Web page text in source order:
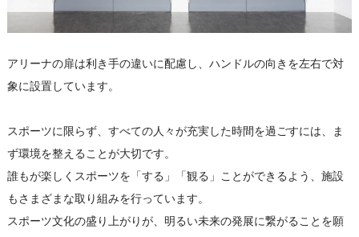
アリーナの扉は利き手の違いに配慮し、ハンドルの向きを左右で対
象に設置しています。
スポーツに限らず、すべての人々が充実した時間を過ごすには、ま
ず環境を整えることが大切です。
誰もが楽しくスポーツを「する」「観る」ことができるよう、施設
もさまざまな取り組みを行っています。
スポーツ文化の盛り上がりが、明るい未来の発展に繋がることを願